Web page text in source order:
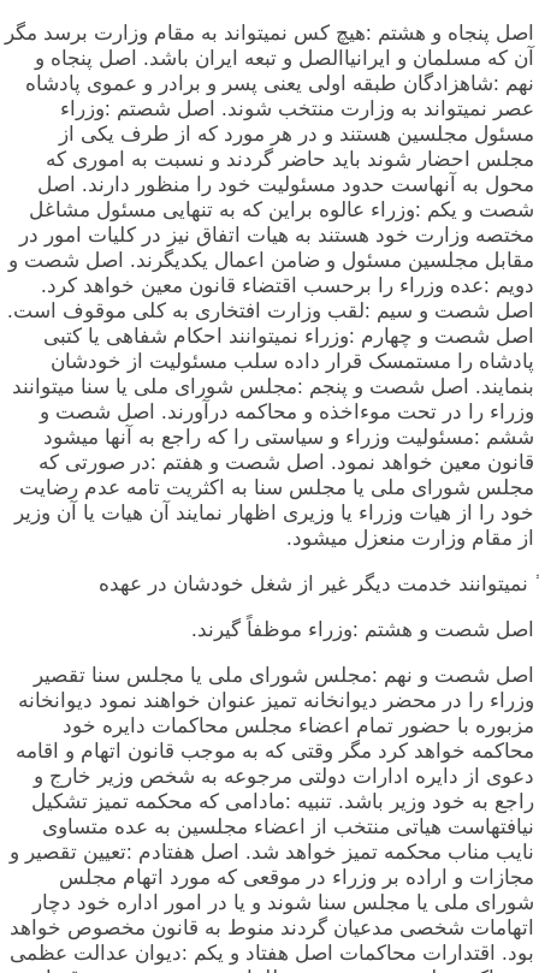
اصل پنجاه و هشتم :هیچ کس نمیتواند به مقام وزارت برسد مگر
آن که مسلمان و ایرانیاالصل و تبعه ایران باشد. اصل پنجاه و
نهم :شاهزادگان طبقه اولی یعنی پسر و برادر و عموی پادشاه
عصر نمیتواند به وزارت منتخب شوند. اصل شصتم :وزراء
مسئول مجلسین هستند و در هر مورد که از طرف یکی از
مجلس احضار شوند باید حاضر گردند و نسبت به اموری که
محول به آنهاست حدود مسئولیت خود را منظور دارند. اصل
شصت و یکم :وزراء عالوه براین که به تنهایی مسئول مشاغل
مختصه وزارت خود هستند به هیات اتفاق نیز در کلیات امور در
مقابل مجلسین مسئول و ضامن اعمال یکدیگرند. اصل شصت و
دویم :عده وزراء را برحسب اقتضاء قانون معین خواهد کرد.
اصل شصت و سیم :لقب وزارت افتخاری به کلی موقوف است.
اصل شصت و چهارم :وزراء نمیتوانند احکام شفاهی یا کتبی
پادشاه را مستمسک قرار داده سلب مسئولیت از خودشان
بنمایند. اصل شصت و پنجم :مجلس شورای ملی یا سنا میتوانند
وزراء را در تحت موءاخذه و محاکمه درآورند. اصل شصت و
ششم :مسئولیت وزراء و سیاستی را که راجع به آنها میشود
قانون معین خواهد نمود. اصل شصت و هفتم :در صورتی که
مجلس شورای ملی یا مجلس سنا به اکثریت تامه عدم رضایت
خود را از هیات وزراء یا وزیری اظهار نمایند آن هیات یا آن وزیر
از مقام وزارت منعزل میشود.
ً نمیتوانند خدمت دیگر غیر از شغل خودشان در عهده
اصل شصت و هشتم :وزراء موظفاً گیرند.
اصل شصت و نهم :مجلس شورای ملی یا مجلس سنا تقصیر
وزراء را در محضر دیوانخانه تمیز عنوان خواهند نمود دیوانخانه
مزبوره با حضور تمام اعضاء مجلس محاکمات دایره خود
محاکمه خواهد کرد مگر وقتی که به موجب قانون اتهام و اقامه
دعوی از دایره ادارات دولتی مرجوعه به شخص وزیر خارج و
راجع به خود وزیر باشد. تنبیه :مادامی که محکمه تمیز تشکیل
نیافتهاست هیاتی منتخب از اعضاء مجلسین به عده متساوی
نایب مناب محکمه تمیز خواهد شد. اصل هفتادم :تعیین تقصیر و
مجازات و اراده بر وزراء در موقعی که مورد اتهام مجلس
شورای ملی یا مجلس سنا شوند و یا در امور اداره خود دچار
اتهامات شخصی مدعیان گردند منوط به قانون مخصوص خواهد
بود. اقتدارات محاکمات اصل هفتاد و یکم :دیوان عدالت عظمی